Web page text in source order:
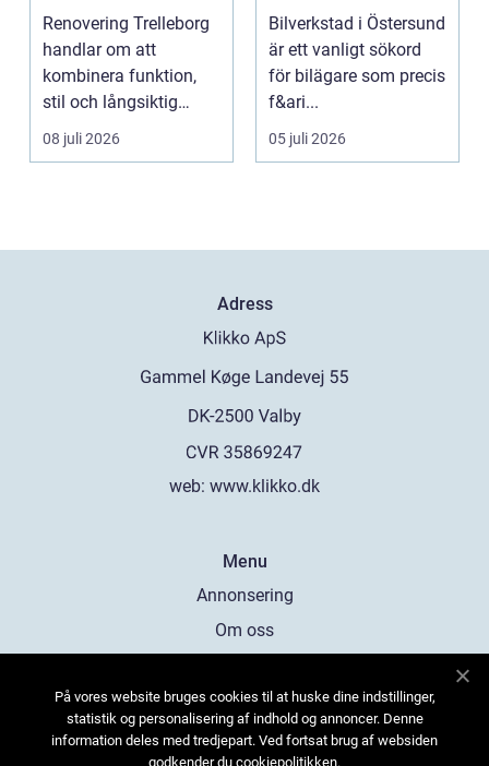
på ett smart sätt
Renovering Trelleborg
handlar om att
kombinera funktion,
stil och långsiktig
ekonomi i samma p...
08 juli 2026
och smarta val för
din bil
Bilverkstad i Östersund
är ett vanligt sökord
för bilägare som precis
f&ari...
05 juli 2026
Adress
web: www.klikko.dk
Menu
Annonsering
Om oss
Kontakta oss
Sitemap
På vores website bruges cookies til at huske dine indstillinger,
statistik og personalisering af indhold og annoncer. Denne
information deles med tredjepart. Ved fortsat brug af websiden
godkender du cookiepolitikken.